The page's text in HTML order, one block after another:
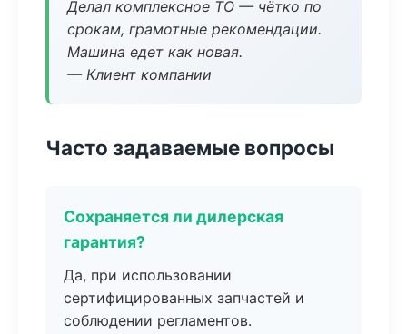
Делал комплексное ТО — чётко по
срокам, грамотные рекомендации.
Машина едет как новая.
— Клиент компании
Часто задаваемые вопросы
Сохраняется ли дилерская
гарантия?
Да, при использовании
сертифицированных запчастей и
соблюдении регламентов.